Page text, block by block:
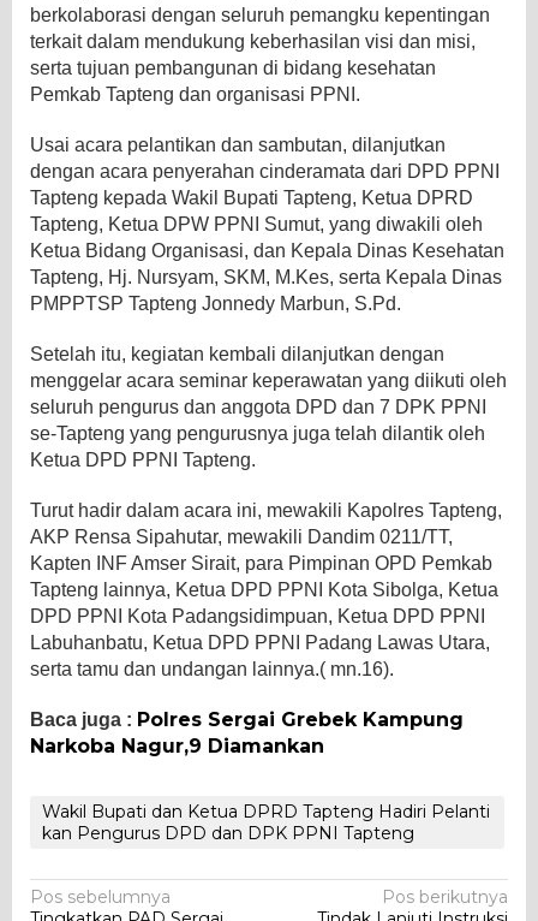
berkolaborasi dengan seluruh pemangku kepentingan
terkait dalam mendukung keberhasilan visi dan misi,
serta tujuan pembangunan di bidang kesehatan
Pemkab Tapteng dan organisasi PPNI.
Usai acara pelantikan dan sambutan, dilanjutkan
dengan acara penyerahan cinderamata dari DPD PPNI
Tapteng kepada Wakil Bupati Tapteng, Ketua DPRD
Tapteng, Ketua DPW PPNI Sumut, yang diwakili oleh
Ketua Bidang Organisasi, dan Kepala Dinas Kesehatan
Tapteng, Hj. Nursyam, SKM, M.Kes, serta Kepala Dinas
PMPPTSP Tapteng Jonnedy Marbun, S.Pd.
Setelah itu, kegiatan kembali dilanjutkan dengan
menggelar acara seminar keperawatan yang diikuti oleh
seluruh pengurus dan anggota DPD dan 7 DPK PPNI
se-Tapteng yang pengurusnya juga telah dilantik oleh
Ketua DPD PPNI Tapteng.
Turut hadir dalam acara ini, mewakili Kapolres Tapteng,
AKP Rensa Sipahutar, mewakili Dandim 0211/TT,
Kapten INF Amser Sirait, para Pimpinan OPD Pemkab
Tapteng lainnya, Ketua DPD PPNI Kota Sibolga, Ketua
DPD PPNI Kota Padangsidimpuan, Ketua DPD PPNI
Labuhanbatu, Ketua DPD PPNI Padang Lawas Utara,
serta tamu dan undangan lainnya.( mn.16).
Baca juga : Polres Sergai Grebek Kampung
Narkoba Nagur,9 Diamankan
Wakil Bupati dan Ketua DPRD Tapteng Hadiri Pelanti
kan Pengurus DPD dan DPK PPNI Tapteng
Navigasi
Pos sebelumnya
Pos berikutnya